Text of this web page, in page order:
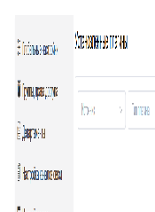
Отчёт по
72 Интеграция с
73 Суфлёр — ИИ-
Отчёт по суфлёру
76 Напоминание о
Тема заявки во